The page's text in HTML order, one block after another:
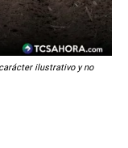
ilustrativo y no